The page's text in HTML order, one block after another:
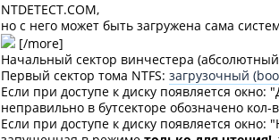
NTDETECT.COM,
но с него может быть загружена сама
[/more]
Начальный сектор винчестера (абсолютный
Первый сектор тома NTFS: загрузочный
Если при доступе к диску появляется
неправильно в бутсекторе обозначено
Если при доступе к диску появляется